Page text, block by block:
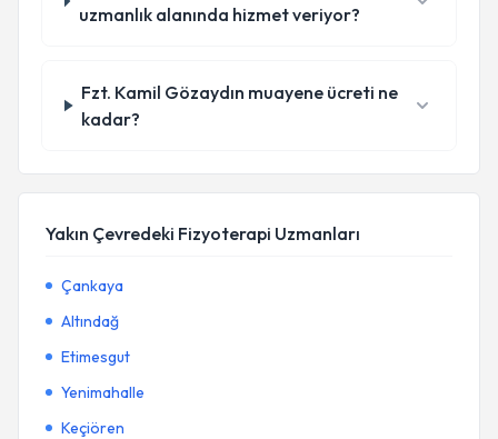
uzmanlık alanında hizmet veriyor?
Fzt. Kamil Gözaydın muayene ücreti ne
kadar?
Yakın Çevredeki Fizyoterapi Uzmanları
Çankaya
Altındağ
Etimesgut
Yenimahalle
Keçiören